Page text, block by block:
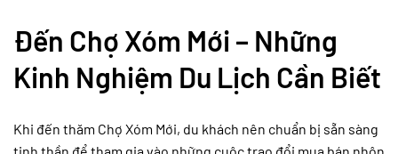
Đến Chợ Xóm Mới – Những
Kinh Nghiệm Du Lịch Cần Biết
Khi đến thăm Chợ Xóm Mới, du khách nên chuẩn bị sẵn sàng